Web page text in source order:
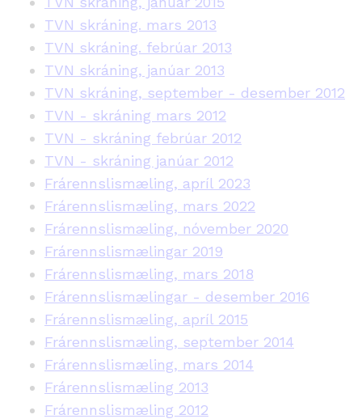
TVN skráning. mars 2013
TVN skráning. febrúar 2013
TVN skráning, janúar 2013
TVN skráning, september - desember 2012
TVN - skráning mars 2012
TVN - skráning febrúar 2012
TVN - skráning janúar 2012
Frárennslismæling, apríl 2023
Frárennslismæling, mars 2022
Frárennslismæling, nóvember 2020
Frárennslismælingar 2019
Frárennslismæling, mars 2018
Frárennslismælingar - desember 2016
Frárennslismæling, apríl 2015
Frárennslismæling, september 2014
Frárennslismæling, mars 2014
Frárennslismæling 2013
Frárennslismæling 2012